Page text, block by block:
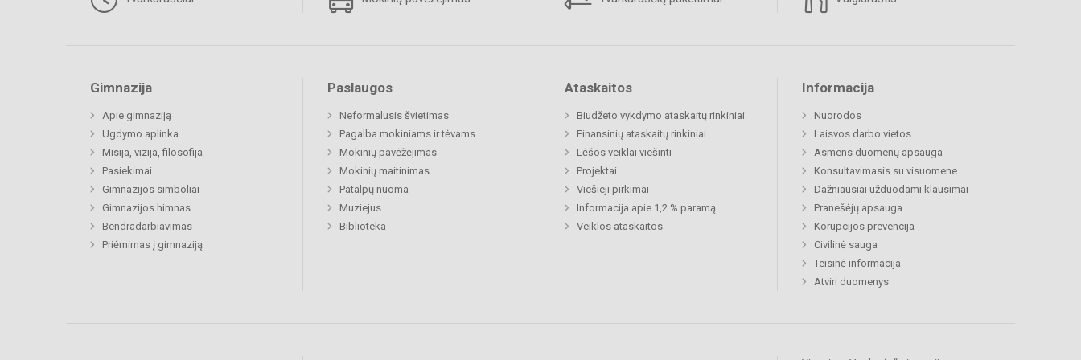
Gimnazija
Apie gimnaziją
Ugdymo aplinka
Misija, vizija, filosofija
Pasiekimai
Gimnazijos simboliai
Gimnazijos himnas
Bendradarbiavimas
Priėmimas į gimnaziją
Paslaugos
Neformalusis švietimas
Pagalba mokiniams ir tėvams
Mokinių pavėžėjimas
Mokinių maitinimas
Patalpų nuoma
Muziejus
Biblioteka
Ataskaitos
Biudžeto vykdymo ataskaitų rinkiniai
Finansinių ataskaitų rinkiniai
Lėšos veiklai viešinti
Projektai
Viešieji pirkimai
Informacija apie 1,2 % paramą
Veiklos ataskaitos
Informacija
Nuorodos
Laisvos darbo vietos
Asmens duomenų apsauga
Konsultavimasis su visuomene
Dažniausiai užduodami klausimai
Pranešėjų apsauga
Korupcijos prevencija
Civilinė sauga
Teisinė informacija
Atviri duomenys